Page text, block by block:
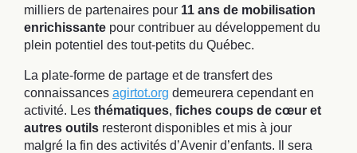
milliers de partenaires pour 11 ans de mobilisation
enrichissante pour contribuer au développement du
plein potentiel des tout-petits du Québec.
La plate-forme de partage et de transfert des
connaissances agirtot.org demeurera cependant en
activité. Les thématiques, fiches coups de cœur et
autres outils resteront disponibles et mis à jour
malgré la fin des activités d’Avenir d’enfants. Il sera